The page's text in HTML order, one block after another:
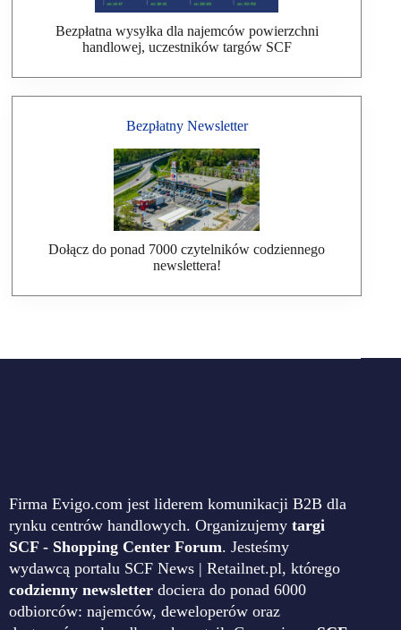
Bezpłatna wysyłka dla najemców powierzchni
handlowej, uczestników targów SCF
Bezpłatny Newsletter
Dołącz do ponad 7000 czytelników codziennego
newslettera!
Firma Evigo.com jest liderem komunikacji B2B dla
rynku centrów handlowych. Organizujemy targi
SCF - Shopping Center Forum. Jesteśmy
wydawcą portalu SCF News | Retailnet.pl, którego
codzienny newsletter dociera do ponad 6000
odbiorców: najemców, deweloperów oraz